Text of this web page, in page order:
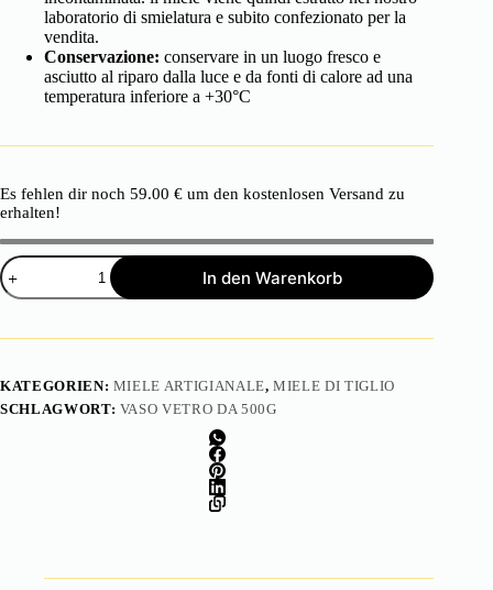
laboratorio di smielatura e subito confezionato per la
vendita.
Conservazione: conservare in un luogo fresco e
asciutto al riparo dalla luce e da fonti di calore ad una
temperatura inferiore a +30°C
Es fehlen dir noch 59.00 € um den kostenlosen Versand zu
erhalten!
Miele
di
Tiglio
di
500g
Menge
In den Warenkorb
KATEGORIEN: MIELE ARTIGIANALE,MIELE DI TIGLIO
SCHLAGWORT: VASO VETRO DA 500G